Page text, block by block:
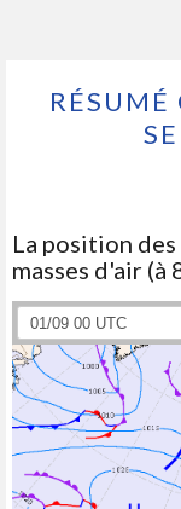
La position
masses d'air (à